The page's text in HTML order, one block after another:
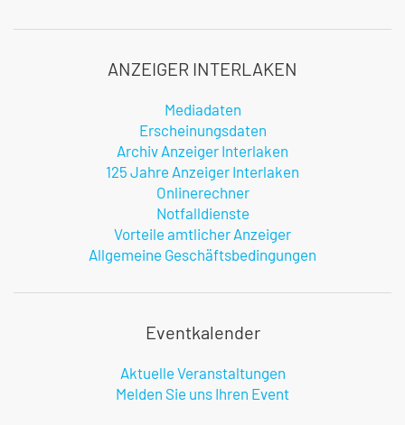
ANZEIGER INTERLAKEN
Mediadaten
Erscheinungsdaten
Archiv Anzeiger Interlaken
125 Jahre Anzeiger Interlaken
Onlinerechner
Notfalldienste
Vorteile amtlicher Anzeiger
Allgemeine Geschäftsbedingungen
Eventkalender
Aktuelle Veranstaltungen
Melden Sie uns Ihren Event